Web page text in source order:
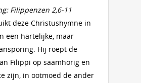
Filippenzen 2,6-11
deze Christushymne in
een hartelijke, maar
Hij roept de
Filippi op saamhorig en
zijn, in ootmoed de ander